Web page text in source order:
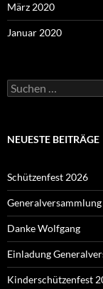
März 2020
Januar 2020
Suchen
nach:
NEUESTE BEITRÄGE
Schützenfest 2026
Danke Wolfgang
Einladung
Kinderschützenfest